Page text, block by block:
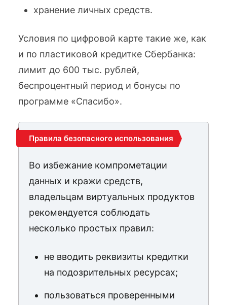
хранение личных средств.
Условия по цифровой карте такие же, как
и по пластиковой кредитке Сбербанка:
лимит до 600 тыс. рублей,
беспроцентный период и бонусы по
программе «Спасибо».
Правила безопасного использования
Во избежание компрометации
данных и кражи средств,
владельцам виртуальных продуктов
рекомендуется соблюдать
несколько простых правил:
не вводить реквизиты кредитки
на подозрительных ресурсах;
пользоваться проверенными